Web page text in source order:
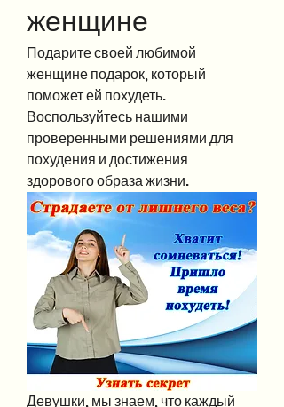
женщине
Подарите своей любимой
женщине подарок, который
поможет ей похудеть.
Воспользуйтесь нашими
проверенными решениями для
похудения и достижения
здорового образа жизни.
Девушки, мы знаем, что каждый